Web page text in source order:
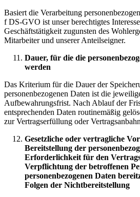
Basiert die Verarbeitung
f DS-GVO ist unser berechtigtes
Geschäftstätigkeit zugunsten des
Mitarbeiter und unserer Anteilseigner.
Dauer, für die die
werden
Das Kriterium für die Dauer der
personenbezogenen Daten ist die
Aufbewahrungsfrist. Nach Ablauf der
entsprechenden Daten routinemäßig
zur Vertragserfüllung oder
Gesetzliche oder vertragliche
Bereitstellung der
Erforderlichkeit für den
Verpflichtung der betroffenen
personenbezogenen Daten
Folgen der Nichtbereitstellung